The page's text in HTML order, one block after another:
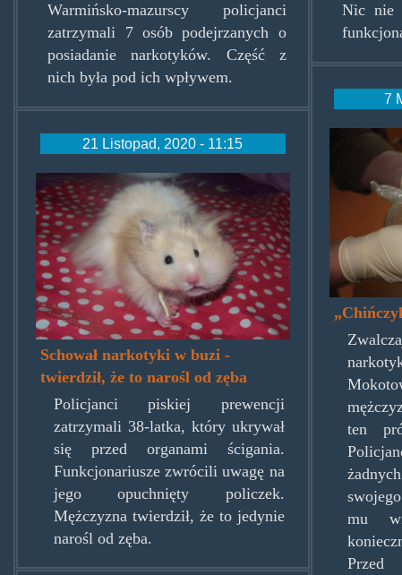
Warmińsko-mazurscy policjanci
zatrzymali 7 osób podejrzanych o
posiadanie narkotyków. Część z
nich była pod ich wpływem.
21 Listopad, 2020 - 11:15
chomikpoliki.jpg
Schował narkotyki w buzi -
twierdził, że to narośl od zęba
Policjanci piskiej prewencji
zatrzymali 38-latka, który ukrywał
się przed organami ścigania.
Funkcjonariusze zwrócili uwagę na
jego opuchnięty policzek.
Mężczyzna twierdził, że to jedynie
narośl od zęba.
Nic nie
7
ten
mu